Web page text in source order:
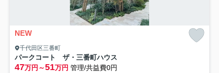
NEW
千代田区三番町
パークコート ザ・三番町ハウス
47万円～51万円 管理/共益費0円